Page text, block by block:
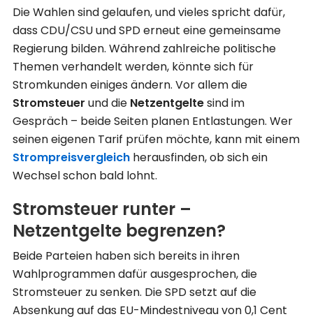
Die Wahlen sind gelaufen, und vieles spricht dafür,
dass CDU/CSU und SPD erneut eine gemeinsame
Regierung bilden. Während zahlreiche politische
Themen verhandelt werden, könnte sich für
Stromkunden einiges ändern. Vor allem die
Stromsteuer und die Netzentgeltesind im
Gespräch – beide Seiten planen Entlastungen. Wer
seinen eigenen Tarif prüfen möchte, kann mit einem
Strompreisvergleich herausfinden, ob sich ein
Wechsel schon bald lohnt.
Stromsteuer runter –
Netzentgelte begrenzen?
Beide Parteien haben sich bereits in ihren
Wahlprogrammen dafür ausgesprochen, die
Stromsteuer zu senken. Die SPD setzt auf die
Absenkung auf das EU-Mindestniveau von 0,1 Cent